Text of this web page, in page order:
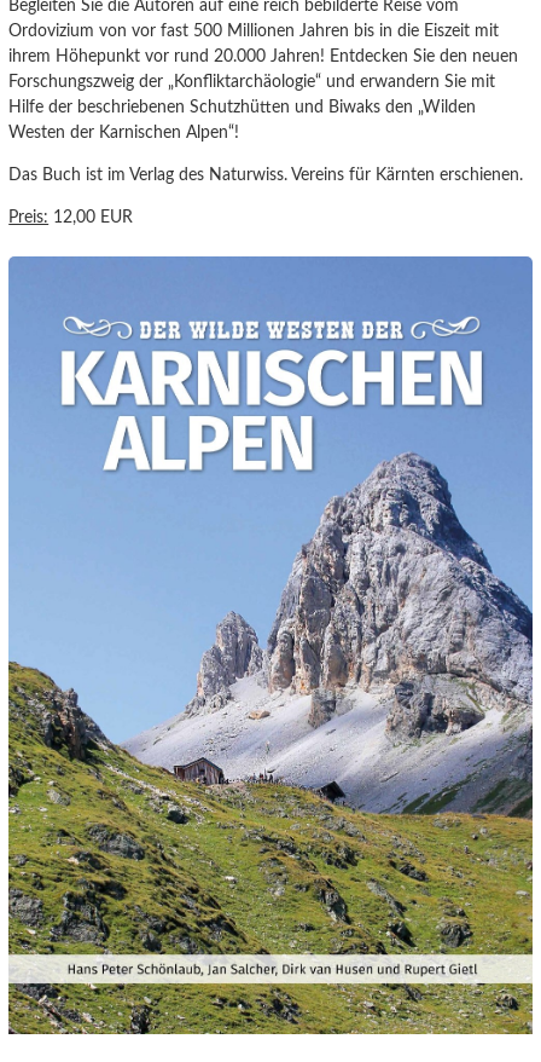
Begleiten Sie die Autoren auf eine reich bebilderte Reise vom
Ordovizium von vor fast 500 Millionen Jahren bis in die Eiszeit mit
ihrem Höhepunkt vor rund 20.000 Jahren! Entdecken Sie den neuen
Forschungszweig der „Konfliktarchäologie“ und erwandern Sie mit
Hilfe der beschriebenen Schutzhütten und Biwaks den „Wilden
Westen der Karnischen Alpen“!
Das Buch ist im Verlag des Naturwiss. Vereins für Kärnten erschienen.
Preis: 12,00 EUR